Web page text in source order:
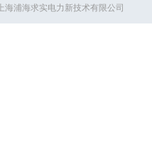
上海浦海求实电力新技术有限公司